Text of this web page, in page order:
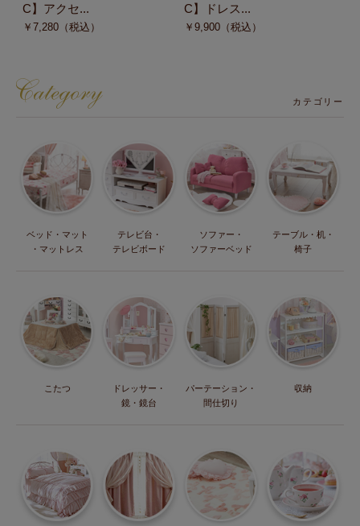
C】アクセ...
￥7,280 （税込）
C】ドレス...
￥9,900 （税込）
カテゴリー
ベッド・マット
・マットレス
テレビ台・
テレビボード
ソファー・
ソファーベッド
テーブル・机・
椅子
こたつ
ドレッサー・
鏡・鏡台
パーテーション・
間仕切り
収納